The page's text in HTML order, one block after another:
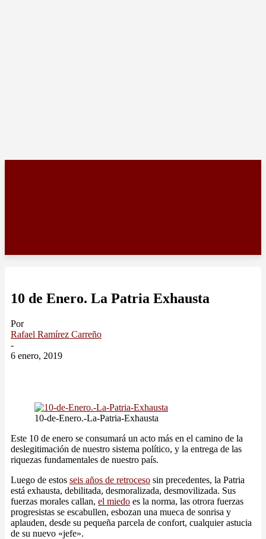
10 de Enero. La Patria Exhausta
Por
Rafael Ramírez Carreño
-
6 enero, 2019
10-de-Enero.-La-Patria-Exhausta
Este 10 de enero se consumará un acto más en el camino de la
deslegitimación de nuestro sistema político, y la entrega de las
riquezas fundamentales de nuestro país.
Luego de estos seis años de retroceso sin precedentes, la Patria
está exhausta, debilitada, desmoralizada, desmovilizada. Sus
fuerzas morales callan, el miedo es la norma, las otrora fuerzas
progresistas se escabullen, esbozan una mueca de sonrisa y
aplauden, desde su pequeña parcela de confort, cualquier astucia
de su nuevo «jefe».